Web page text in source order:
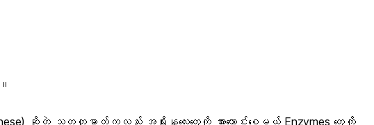
ဆိုတဲ့ သတ္တုဓာတ်ကလည်း အရိုးနုလေးတွေကို အားကောင်းစေမယ့် Enzymes တွေကို